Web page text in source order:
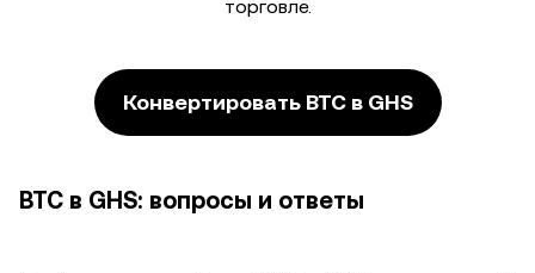
торговле.
Конвертировать BTC в GHS
BTC в GHS: вопросы и ответы